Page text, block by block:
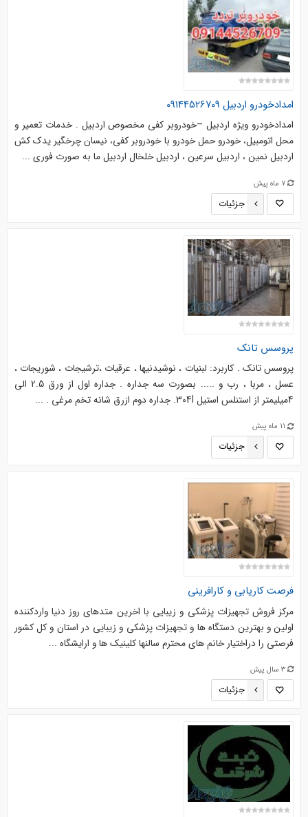
امدادخودرو اردبیل 09144526709
امدادخودرو ویژه اردبیل –خودروبر کفی مخصوص اردبیل . خدمات تعمیر و
محل اتومبیل، خودرو حمل خودرو با خودروبر کفی، نیسان چرخگیر یدک کش
اردبیل نمین ، اردبیل سرعین ، اردبیل خلخال اردبیل ما به صورت فوری ...
7 ماه پیش
جزئیات
پروسس تانک
پروسس تانک . کاربرد: لبنیات ، نوشیدنیها ، عرقیات ،ترشیجات ، شوریجات ،
عسل ، مربا ، رب و ..... بصورت سه جداره . جداره اول از ورق 2.5 الی
4میلیمتر از استنلس استیل 304l. جداره دوم ازرق شانه تخم مرغی . ...
11 ماه پیش
جزئیات
فرصت کاریابی و کارافرینی
مرکز فروش تجهیزات پزشکی و زیبایی با اخرین متدهای روز دنیا واردکننده
اولین و بهترین دستگاه ها و تجهیزات پزشکی و زیبایی در استان و کل کشور
فرصتی را دراختیار خانم های محترم سالنها کلینیک ها و ارایشگاه ...
3 سال پیش
جزئیات